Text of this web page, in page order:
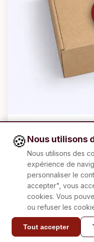
Meseta
🍪 Nous utilisons
Nous utilisons des
expérience de
personnaliser le
accepter", vous
cookies. Vous
ou refuser les
Tout accepter